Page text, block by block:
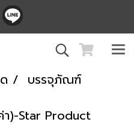
บรรจุภัณฑ์
า)-Star Product